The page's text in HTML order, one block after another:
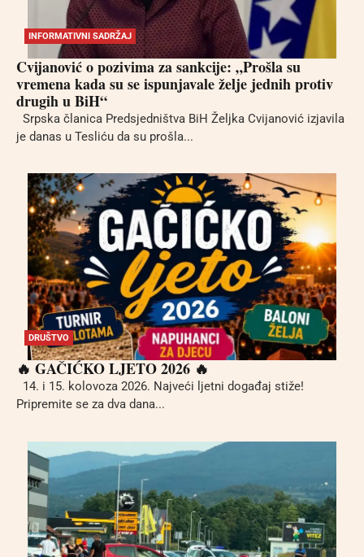
INFORMATIVNI SADRŽAJ
Cvijanović o pozivima za sankcije: „Prošla su
vremena kada su se ispunjavale želje jednih protiv
drugih u BiH“
Srpska članica Predsjedništva BiH Željka Cvijanović izjavila
je danas u Tesliću da su prošla...
DRUŠTVO
🔥 GAČIĆKO LJETO 2026 🔥
14. i 15. kolovoza 2026. Najveći ljetni događaj stiže!
Pripremite se za dva dana...